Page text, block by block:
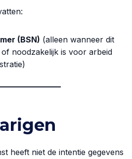
(BSN) (alleen wanneer dit
noodzakelijk is voor arbeid
heeft niet de intentie gegevens